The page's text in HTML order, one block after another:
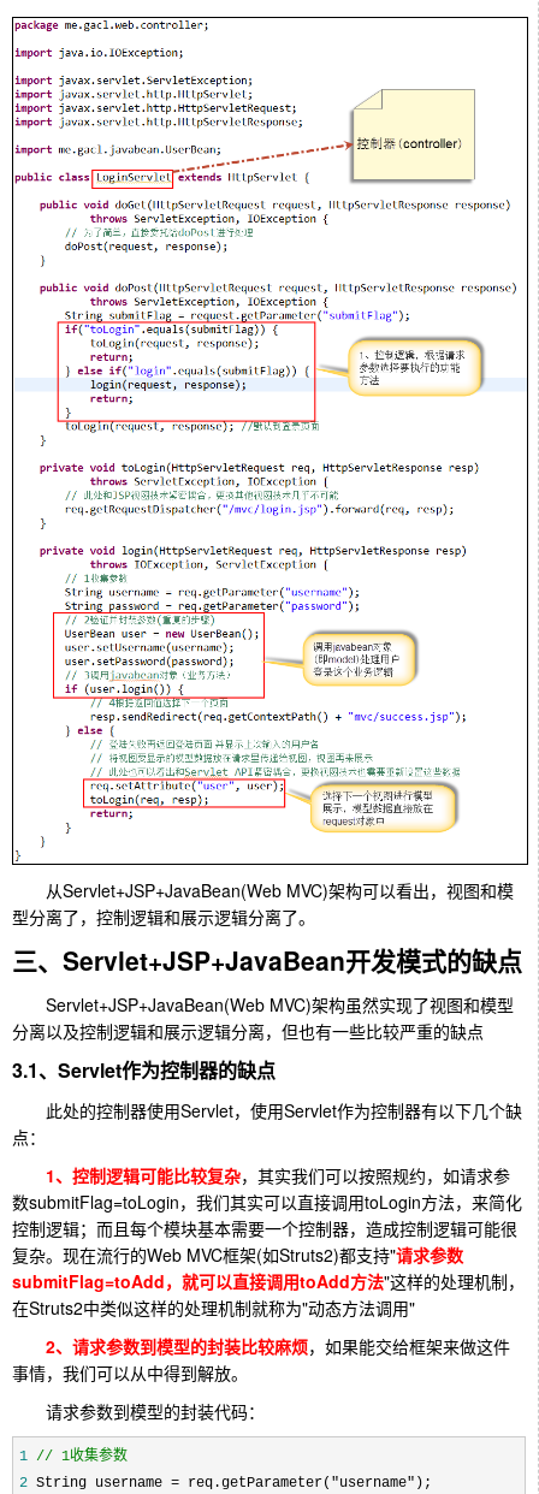
从Servlet+JSP+JavaBean(Web MVC)架构可以看出，视图和模
型分离了，控制逻辑和展示逻辑分离了。
三、Servlet+JSP+JavaBean开发模式的缺点
Servlet+JSP+JavaBean(Web MVC)架构虽然实现了视图和模型
分离以及控制逻辑和展示逻辑分离，但也有一些比较严重的缺点
3.1、Servlet作为控制器的缺点
此处的控制器使用Servlet，使用Servlet作为控制器有以下几个缺
点：
1、控制逻辑可能比较复杂，其实我们可以按照规约，如请求参
数submitFlag=toLogin，我们其实可以直接调用toLogin方法，来简化
控制逻辑；而且每个模块基本需要一个控制器，造成控制逻辑可能很
复杂。现在流行的Web MVC框架(如Struts2)都支持"请求参数
submitFlag=toAdd，就可以直接调用toAdd方法"这样的处理机制，
在Struts2中类似这样的处理机制就称为"动态方法调用"
2、请求参数到模型的封装比较麻烦，如果能交给框架来做这件
事情，我们可以从中得到解放。
请求参数到模型的封装代码：
1 // 1收集参数
2 String username = req.getParameter("username"